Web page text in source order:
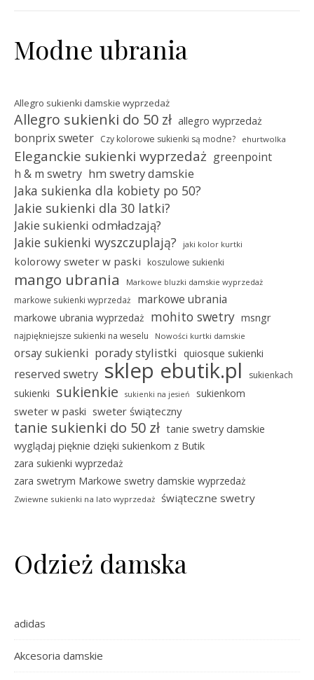
Modne ubrania
Allegro sukienki damskie wyprzedaż
Allegro sukienki do 50 zł allegro wyprzedaż
bonprix sweter Czy kolorowe sukienki są modne? ehurtwolka
Eleganckie sukienki wyprzedaż greenpoint
h & m swetry hm swetry damskie
Jaka sukienka dla kobiety po 50?
Jakie sukienki dla 30 latki?
Jakie sukienki odmładzają?
Jakie sukienki wyszczuplają? jaki kolor kurtki
kolorowy sweter w paski koszulowe sukienki
mango ubrania Markowe bluzki damskie wyprzedaż
markowe sukienki wyprzedaż markowe ubrania
markowe ubrania wyprzedaż mohito swetry msngr
najpiękniejsze sukienki na weselu Nowości kurtki damskie
orsay sukienki porady stylistki quiosque sukienki
reserved swetry sklep ebutik.pl sukienkach
sukienki sukienkie sukienki na jesień sukienkom
sweter w paski sweter świąteczny
tanie sukienki do 50 zł tanie swetry damskie
wyglądaj pięknie dzięki sukienkom z Butik
zara sukienki wyprzedaż
zara swetrym Markowe swetry damskie wyprzedaż
Zwiewne sukienki na lato wyprzedaż świąteczne swetry
Odzież damska
adidas
Akcesoria damskie